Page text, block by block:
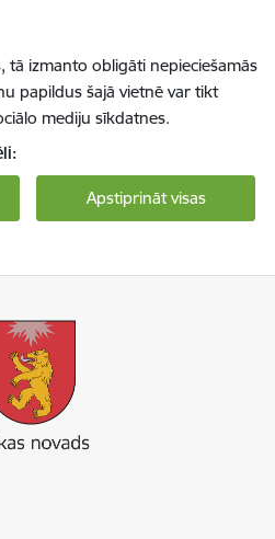
tā izmanto obligāti nepieciešamās
papildus šajā vietnē var tikt
mediju sīkdatnes.
Apstiprināt visas